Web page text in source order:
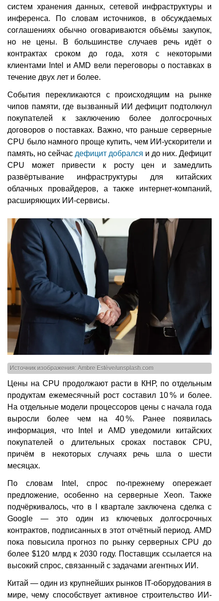
систем хранения данных, сетевой инфраструктуры и
инференса. По словам источников, в обсуждаемых
соглашениях обычно оговариваются объёмы закупок,
но не цены. В большинстве случаев речь идёт о
контрактах сроком до года, хотя с некоторыми
клиентами Intel и AMD вели переговоры о поставках в
течение двух лет и более.
События перекликаются с происходящим на рынке
чипов памяти, где вызванный ИИ дефицит подтолкнул
покупателей к заключению более долгосрочных
договоров о поставках. Важно, что раньше серверные
CPU было намного проще купить, чем ИИ-ускорители и
память, но сейчас дефицит добрался и до них. Дефицит
CPU может привести к росту цен и замедлить
развёртывание инфраструктуры для китайских
облачных провайдеров, а также интернет-компаний,
расширяющих ИИ-сервисы.
Источник изображения: Ambre Estève/unsplash.com
Цены на CPU продолжают расти в КНР, по отдельным
продуктам ежемесячный рост составил 10 % и более.
На отдельные модели процессоров цены с начала года
выросли более чем на 40 %. Ранее появилась
информация, что Intel и AMD уведомили китайских
покупателей о длительных сроках поставок CPU,
причём в некоторых случаях речь шла о шести
месяцах.
По словам Intel, спрос по-прежнему опережает
предложение, особенно на серверные Xeon. Также
подчёркивалось, что в I квартале заключена сделка с
Google — это один из ключевых долгосрочных
контрактов, подписанных в этот отчётный период. AMD
пока повысила прогноз по рынку серверных CPU до
более $120 млрд к 2030 году. Поставщик ссылается на
высокий спрос, связанный с задачами агентных ИИ.
Китай — один из крупнейших рынков IT-оборудования в
мире, чему способствует активное строительство ИИ-